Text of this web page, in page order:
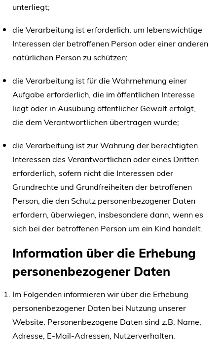
unterliegt;
die Verarbeitung ist erforderlich, um lebenswichtige
Interessen der betroffenen Person oder einer anderen
natürlichen Person zu schützen;
die Verarbeitung ist für die Wahrnehmung einer
Aufgabe erforderlich, die im öffentlichen Interesse
liegt oder in Ausübung öffentlicher Gewalt erfolgt,
die dem Verantwortlichen übertragen wurde;
die Verarbeitung ist zur Wahrung der berechtigten
Interessen des Verantwortlichen oder eines Dritten
erforderlich, sofern nicht die Interessen oder
Grundrechte und Grundfreiheiten der betroffenen
Person, die den Schutz personenbezogener Daten
erfordern, überwiegen, insbesondere dann, wenn es
sich bei der betroffenen Person um ein Kind handelt.
Information über die Erhebung
personenbezogener Daten
Im Folgenden informieren wir über die Erhebung
personenbezogener Daten bei Nutzung unserer
Website. Personenbezogene Daten sind z.B. Name,
Adresse, E-Mail-Adressen, Nutzerverhalten.